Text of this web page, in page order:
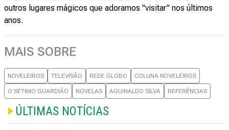
outros lugares mágicos que adoramos "visitar" nos últimos
anos.
MAIS SOBRE
NOVELEIROS TELEVISÃO REDE GLOBO COLUNA NOVELEIROS
O SÉTIMO GUARDIÃO NOVELAS AGUINALDO SILVA REFERÊNCIAS
ÚLTIMAS NOTÍCIAS